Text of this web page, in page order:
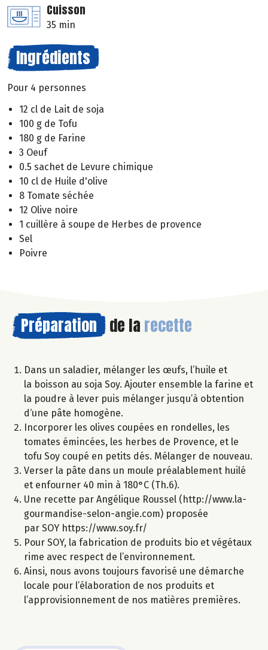
Cuisson
35 min
Ingrédients
Pour 4 personnes
12 cl de Lait de soja
100 g de Tofu
180 g de Farine
3 Oeuf
0.5 sachet de Levure chimique
10 cl de Huile d'olive
8 Tomate séchée
12 Olive noire
1 cuillère à soupe de Herbes de provence
Sel
Poivre
Préparation de la recette
Dans un saladier, mélanger les œufs, l’huile et
la boisson au soja Soy. Ajouter ensemble la farine et
la poudre à lever puis mélanger jusqu’à obtention
d‘une pâte homogène.
Incorporer les olives coupées en rondelles, les
tomates émincées, les herbes de Provence, et le
tofu Soy coupé en petits dés. Mélanger de nouveau.
Verser la pâte dans un moule préalablement huilé
et enfourner 40 min à 180°C (Th.6).
Une recette par Angélique Roussel (http://www.la-
gourmandise-selon-angie.com) proposée
par SOY https://www.soy.fr/
Pour SOY, la fabrication de produits bio et végétaux
rime avec respect de l’environnement.
Ainsi, nous avons toujours favorisé une démarche
locale pour l’élaboration de nos produits et
l’approvisionnement de nos matières premières.